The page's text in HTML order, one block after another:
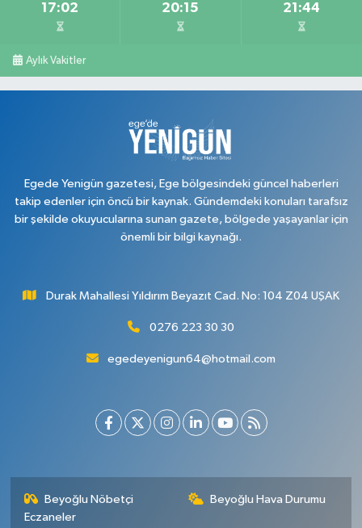
Ege Hayat Eczanesi
Mehmet Akif Ersoy Mahallesi, Şehit İsmail Çetin Sokak No:45 Merkez
Dikilitaş Mahallesi, Camii Sokak No:7 A Merkez Uşak
Yol Tarifi Al
17:02 20:15 21:44
Aylık Vakitler
Egede Yenigün gazetesi, Ege bölgesindeki güncel haberleri
takip edenler için öncü bir kaynak. Gündemdeki konuları tarafsız
bir şekilde okuyucularına sunan gazete, bölgede yaşayanlar için
önemli bir bilgi kaynağı.
Durak Mahallesi Yıldırım Beyazıt Cad. No: 104 Z04 UŞAK
0276 223 30 30
egedeyenigun64@hotmail.com
Beyoğlu Nöbetçi
Eczaneler
Beyoğlu Hava Durumu